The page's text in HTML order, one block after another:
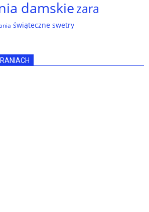
damskiezara
świąteczne swetry